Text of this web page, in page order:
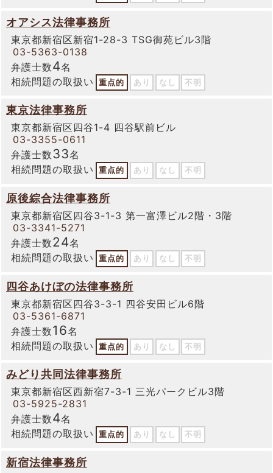
オアシス法律事務所
東京都新宿区新宿1-28-3 TSG御苑ビル3階
03-5363-0138
弁護士数4名
相続問題の取扱い
重点的 あり なし 不明
東京法律事務所
東京都新宿区四谷1-4 四谷駅前ビル
03-3355-0611
弁護士数33名
相続問題の取扱い
重点的 あり なし 不明
原後綜合法律事務所
東京都新宿区四谷3-1-3 第一富澤ビル2階・3階
03-3341-5271
弁護士数24名
相続問題の取扱い
重点的 あり なし 不明
四谷あけぼの法律事務所
東京都新宿区四谷3-3-1 四谷安田ビル6階
03-5361-6871
弁護士数16名
相続問題の取扱い
重点的 あり なし 不明
みどり共同法律事務所
東京都新宿区西新宿7-3-1 三光パークビル3階
03-5925-2831
弁護士数4名
相続問題の取扱い
重点的 あり なし 不明
新宿法律事務所